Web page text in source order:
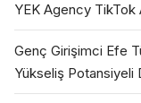
YEK Agency TikTok
Genç Girişimci Efe
Yükseliş Potansiyeli